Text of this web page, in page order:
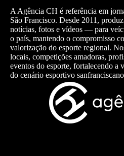
A Agência CH é referência em
São Francisco. Desde 2011,
notícias, fotos e vídeos — para
o país, mantendo o compromisso
valorização do esporte regional.
locais, competições amadoras,
eventos do esporte, fortalecendo a
do cenário esportivo